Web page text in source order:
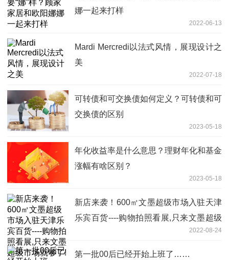
娜一起来打样
2022-06-13
Mardi Mercredi以法式风情，展现设计之
美
2022-07-18
可转债和可交换债如何定义？可转债和可
交换债的区别
2023-05-18
年化收益率是什么意思？理财年化和基金
涨幅有啥区别？
2023-05-18
新店来袭！600㎡文墨超级市场入驻天津
乐宾百货----购物拍照看展,只来文墨超级
2022-08-24
第一批00后已经开始上班了……